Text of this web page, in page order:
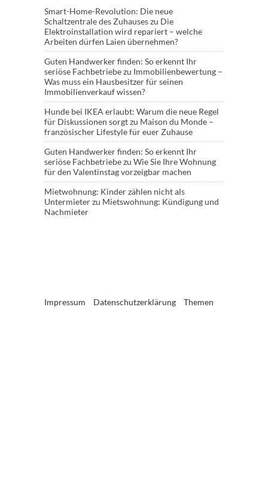
Smart-Home-Revolution: Die neue
Schaltzentrale des Zuhauseszu Die
Elektroinstallation wird repariert – welche
Arbeiten dürfen Laien übernehmen?
Guten Handwerker finden: So erkennt Ihr
seriöse Fachbetriebezu Immobilienbewertung –
Was muss ein Hausbesitzer für seinen
Immobilienverkauf wissen?
Hunde bei IKEA erlaubt: Warum die neue Regel
für Diskussionen sorgtzu Maison du Monde –
französischer Lifestyle für euer Zuhause
Guten Handwerker finden: So erkennt Ihr
seriöse Fachbetriebezu Wie Sie Ihre Wohnung
für den Valentinstag vorzeigbar machen
Mietwohnung: Kinder zählen nicht als
Untermieterzu Mietswohnung: Kündigung und
Nachmieter
Impressum Datenschutzerklärung Themen